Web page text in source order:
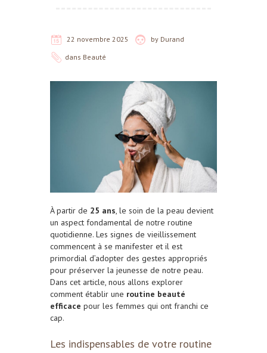
22 novembre 2025 by Durand
dans Beauté
À partir de 25 ans, le soin de la peau devient
un aspect fondamental de notre routine
quotidienne. Les signes de vieillissement
commencent à se manifester et il est
primordial d’adopter des gestes appropriés
pour préserver la jeunesse de notre peau.
Dans cet article, nous allons explorer
comment établir une routine beauté
efficace pour les femmes qui ont franchi ce
cap.
Les indispensables de votre routine